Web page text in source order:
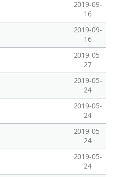
2019-09-
16
2019-09-
16
2019-05-
27
2019-05-
24
2019-05-
24
2019-05-
24
2019-05-
24